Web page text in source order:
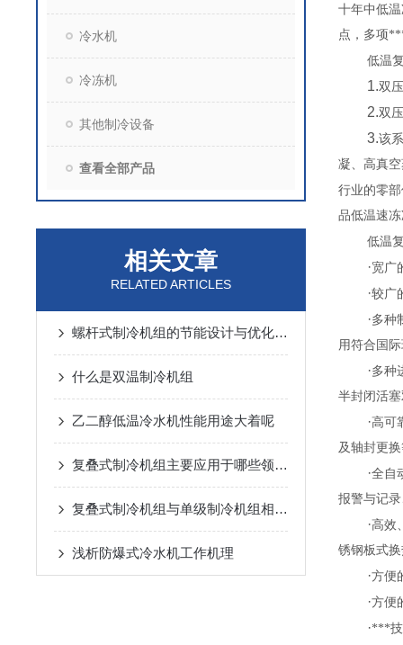
冷水机
冷冻机
其他制冷设备
查看全部产品
相关文章
RELATED ARTICLES
螺杆式制冷机组的节能设计与优化策略
什么是双温制冷机组
乙二醇低温冷水机性能用途大着呢
复叠式制冷机组主要应用于哪些领域？
复叠式制冷机组与单级制冷机组相比有哪些优势？
浅析​防爆式冷水机工作机理
十年中低
点，多项
低温
1.双
2.双
3.该
凝、高真
行业的零
品低温速
低温
·宽广
·较广
·多种
用符合国
·多种
半封闭活
·高可
及轴封更
·全自
报警与记
·高效
锈钢板式
·方便
·方便
·***技